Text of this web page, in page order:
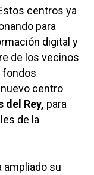
centros ya
para
digital y
de los vecinos
fondos
centro
del Rey, para
de la
ampliado su